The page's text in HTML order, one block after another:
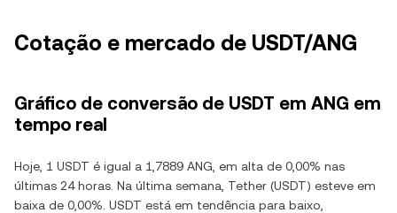
Cotação e mercado de USDT/ANG
Gráfico de conversão de USDT em ANG em
tempo real
Hoje, 1 USDT é igual a 1,7889 ANG, em alta de 0,00% nas
últimas 24 horas. Na última semana, Tether (USDT) esteve em
baixa de 0,00%. USDT está em tendência para baixo,